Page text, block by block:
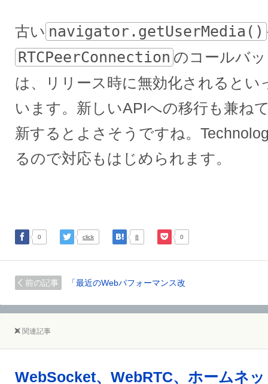
古い navigator.getUserMedia()
RTCPeerConnection のコールバ
は、リリース時に無効化されるとい
います。新しいAPIへの移行も兼ね
新するとよさそうですね。
るので対応もはじめられます。
0 click 8 0
前の記事 「最近のWebパフォーマンス改
関連記事